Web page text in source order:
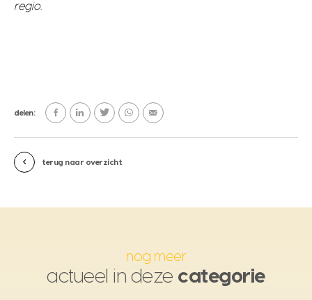
regio.
delen:
terug naar overzicht
nog meer
actueel in deze categorie